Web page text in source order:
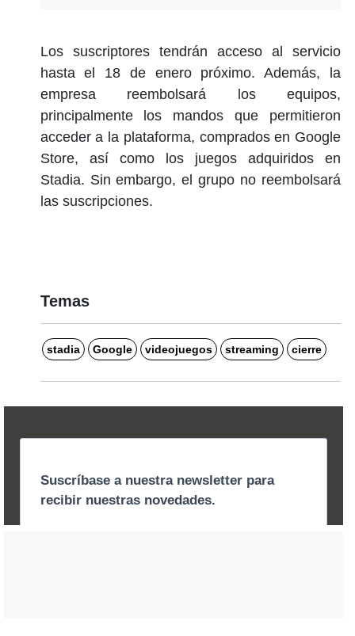
Los suscriptores tendrán acceso al servicio
hasta el 18 de enero próximo. Además, la
empresa reembolsará los equipos,
principalmente los mandos que permitieron
acceder a la plataforma, comprados en Google
Store, así como los juegos adquiridos en
Stadia. Sin embargo, el grupo no reembolsará
las suscripciones.
Temas
stadia Google videojuegos streaming cierre